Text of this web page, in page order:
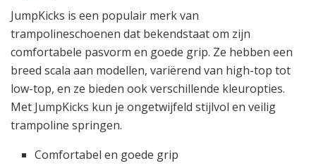
JumpKicks is een populair merk van
trampolineschoenen dat bekendstaat om zijn
comfortabele pasvorm en goede grip. Ze hebben een
breed scala aan modellen, variërend van high-top tot
low-top, en ze bieden ook verschillende kleuropties.
Met JumpKicks kun je ongetwijfeld stijlvol en veilig
trampoline springen.
Comfortabel en goede grip